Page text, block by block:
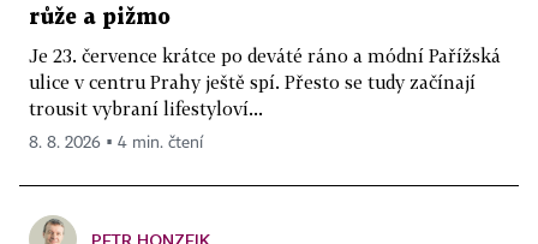
růže a pižmo
Je 23. července krátce po deváté ráno a módní Pařížská
ulice v centru Prahy ještě spí. Přesto se tudy začínají
trousit vybraní lifestyloví...
8. 8. 2026 ▪ 4 min. čtení